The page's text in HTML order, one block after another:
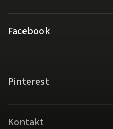
Facebook
Pinterest
Kontakt